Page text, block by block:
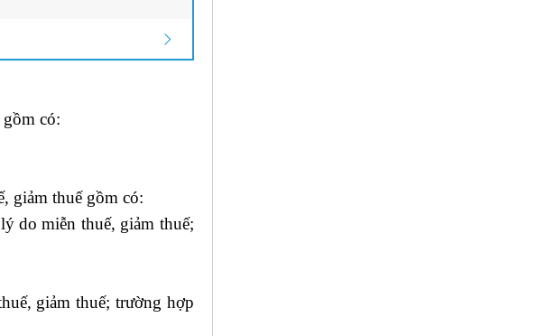
có:
giảm thuế gồm có:
do miễn thuế, giảm thuế;
giảm thuế; trường hợp